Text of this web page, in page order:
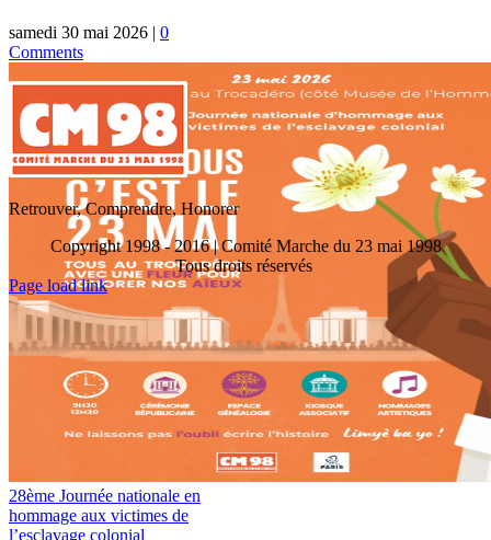
samedi 30 mai 2026 | 0
Comments
28ème Journée nationale en
hommage aux victimes de
l’esclavage colonial
Retrouver, Comprendre, Honorer
Copyright 1998 - 2016 | Comité Marche du 23 mai 1998
Tous droits réservés
Toggle
Sliding
Area
Page load link
Go
Top